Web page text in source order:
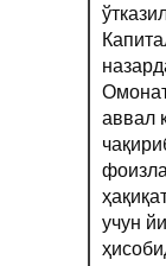
аввал
учун